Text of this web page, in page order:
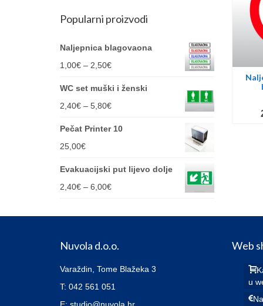
Popularni proizvodi
Naljepnica blagovaona
1,00€ – 2,50€Price
WC set muški i ženski
2,40€ – 5,80€Price
5,80€
Pečat Printer 10
25,00€
Evakuacijski put lijevo dolje
2,40€ – 6,00€Price
Nuvola d.o.o.
Varaždin, Tome Blažeka 3
T: 042 561 051
Web
u